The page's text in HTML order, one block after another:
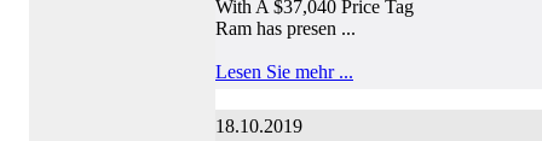
With A $37,040 Price Tag
Ram has presen ...
Lesen Sie mehr ...
18.10.2019